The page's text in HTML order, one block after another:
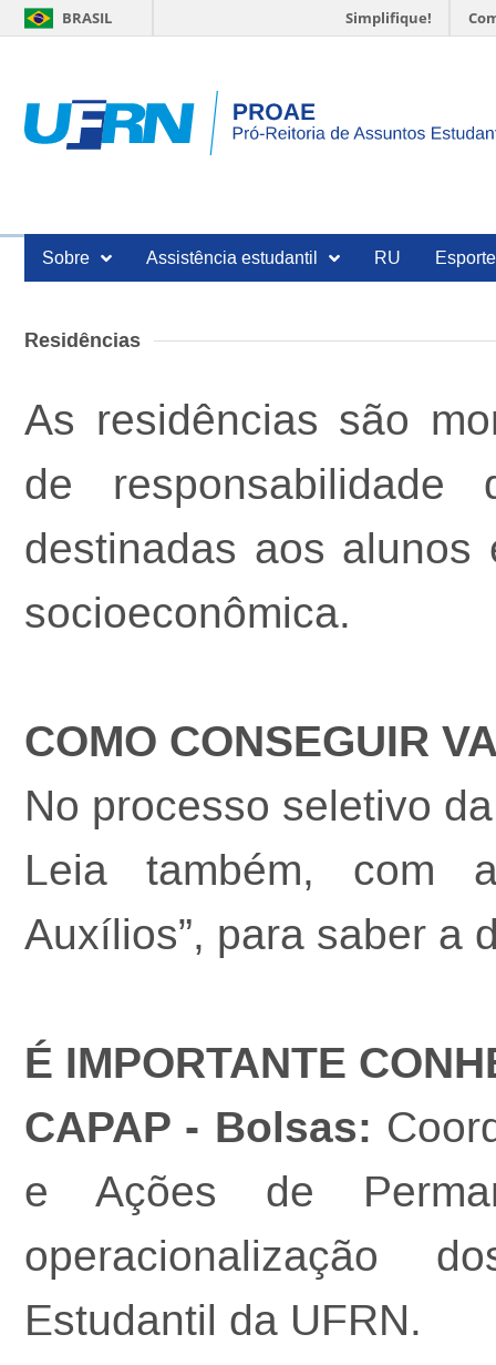
BRASIL Simplifique!
Sobre Assistência estudantil RU
Residências
As residências são
de
destinadas aos alunos
socioeconômica.
COMO CONSEGUIR
No processo seletivo
Leia também, com
Auxílios”, para saber a
É IMPORTANTE
CAPAP - Bolsas:
e Ações de
operacionalização
Estudantil da UFRN.